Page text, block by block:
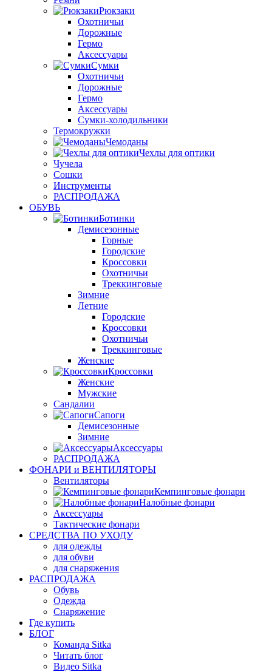
Рюкзаки
Охотничьи
Дорожные
Гермо
Аксессуары
Сумки
Охотничьи
Дорожные
Гермо
Аксессуары
Сумки-холодильники
Термокружки
Чемоданы
Чехлы для оптики
Чучела
Сошки
Инструменты
РАСПРОДАЖА
ОБУВЬ
Ботинки
Демисезонные
Горные
Городские
Кроссовки
Охотничьи
Треккинговые
Зимние
Летние
Городские
Кроссовки
Охотничьи
Треккинговые
Женские
Кроссовки
Женские
Мужские
Сандалии
Сапоги
Демисезонные
Зимние
Аксессуары
РАСПРОДАЖА
ФОНАРИ и ВЕНТИЛЯТОРЫ
Вентиляторы
Кемпинговые фонари
Налобные фонари
Аксессуары
Тактические фонари
СРЕДСТВА ПО УХОДУ
для одежды
для обуви
для снаряжения
РАСПРОДАЖА
Обувь
Одежда
Снаряжение
Где купить
БЛОГ
Команда Sitka
Читать блог
Видео Sitka